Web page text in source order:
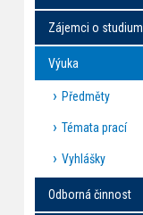
Zájemci o studium
Výuka
Předměty
Témata prací
Vyhlášky
Odborná činnost